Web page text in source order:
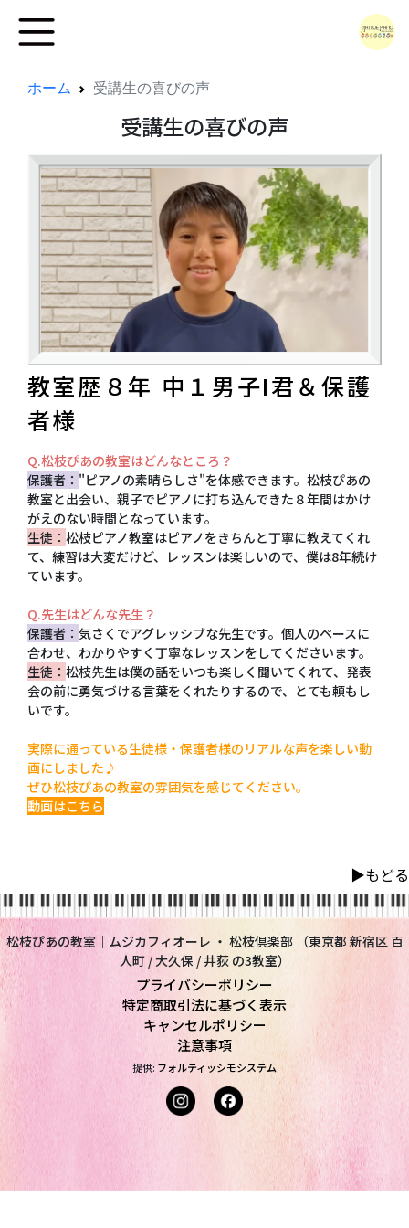
ホーム 受講生の喜びの声
受講生の喜びの声
教室歴８年 中１男子I君＆保護
者様
Q.松枝ぴあの教室はどんなところ？
保護者： "ピアノの素晴らしさ"を体感できます。松枝ぴあの
教室と出会い、親子でピアノに打ち込んできた８年間はかけ
がえのない時間となっています。
生徒： 松枝ピアノ教室はピアノをきちんと丁寧に教えてくれ
て、練習は大変だけど、レッスンは楽しいので、僕は8年続け
ています。
Q.先生はどんな先生？
保護者： 気さくでアグレッシブな先生です。個人のペースに
合わせ、わかりやすく丁寧なレッスンをしてくださいます。
生徒： 松枝先生は僕の話をいつも楽しく聞いてくれて、発表
会の前に勇気づける言葉をくれたりするので、とても頼もし
いです。
実際に通っている生徒様・保護者様のリアルな声を楽しい動
画にしました♪
ぜひ松枝ぴあの教室の雰囲気を感じてください。
動画はこちら
▶︎もどる
松枝ぴあの教室｜ムジカフィオーレ ・ 松枝倶楽部 （東京都 新宿区 百
人町 / 大久保 / 井荻 の3教室）
プライバシーポリシー
特定商取引法に基づく表示
キャンセルポリシー
注意事項
提供: フォルティッシモシステム